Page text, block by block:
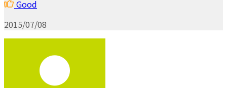
Good
2015/07/08